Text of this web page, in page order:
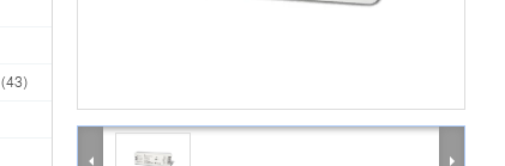
(43)